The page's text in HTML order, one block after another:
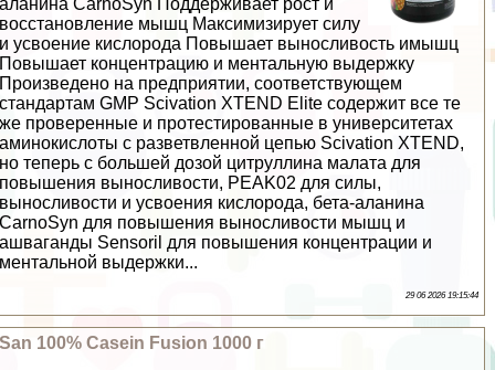
аланина CarnoSyn Поддерживает рост и
восстановление мышц Максимизирует силу
и усвоение кислорода Повышает выносливость имышц
Повышает концентрацию и ментальную выдержку
Произведено на предприятии, соответствующем
стандартам GMP Scivation XTEND Elite содержит все те
же проверенные и протестированные в университетах
аминокислоты с разветвленной цепью Scivation XTEND,
но теперь с большей дозой цитруллина малата для
повышения выносливости, PEAK02 для силы,
выносливости и усвоения кислорода, бета-аланина
CarnoSyn для повышения выносливости мышц и
ашваганды Sensoril для повышения концентрации и
ментальной выдержки...
29 06 2026 19:15:44
San 100% Casein Fusion 1000 г